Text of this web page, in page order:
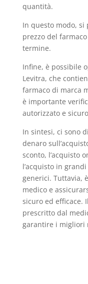
quantità.
In questo modo, si
prezzo del
termine.
Infine, è possibile
Levitra, che
farmaco di marca
è importante
autorizzato e
In sintesi, ci sono
denaro
sconto, l’acquisto
l’acquisto in
generici. Tuttavia,
medico e
sicuro ed efficace.
prescritto dal
garantire i migliori